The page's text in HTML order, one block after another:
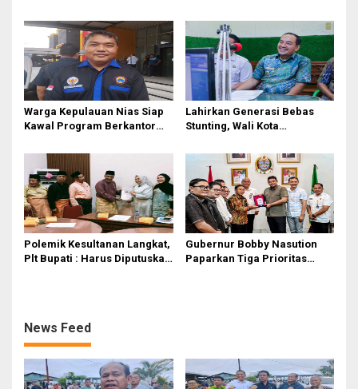
Akhirnya Diperbaiki
Warga Kepulauan Nias Siap
Kawal Program Berkantor
Lahirkan Generasi Bebas
Stunting, Wali Kota
Optimalisasi SP3 Catin
Polemik Kesultanan Langkat,
Plt Bupati : Harus Diputuskan
Gubernur Bobby Nasution
Paparkan Tiga Prioritas
News Feed